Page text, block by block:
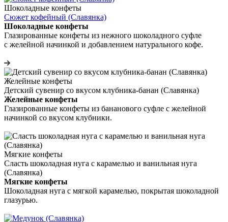
Шоколадные конфеты
Сюжет кофейный (Славянка)
Шоколадные конфеты
Глазированные конфеты из нежного шоколадного суфле
с желейной начинкой и добавлением натурального кофе.
Желейные конфеты
Детский сувенир со вкусом клубника-банан (Славянка)
Желейные конфеты
Глазированные конфеты из бананового суфле с желейной
начинкой со вкусом клубники.
Мягкие конфеты
Сласть шоколадная нуга с карамелью и ванильная нуга
(Славянка)
Мягкие конфеты
Шоколадная нуга с мягкой карамелью, покрытая шоколадной
глазурью.